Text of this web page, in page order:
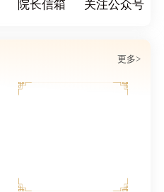
院长信箱 关注公众号
更多>